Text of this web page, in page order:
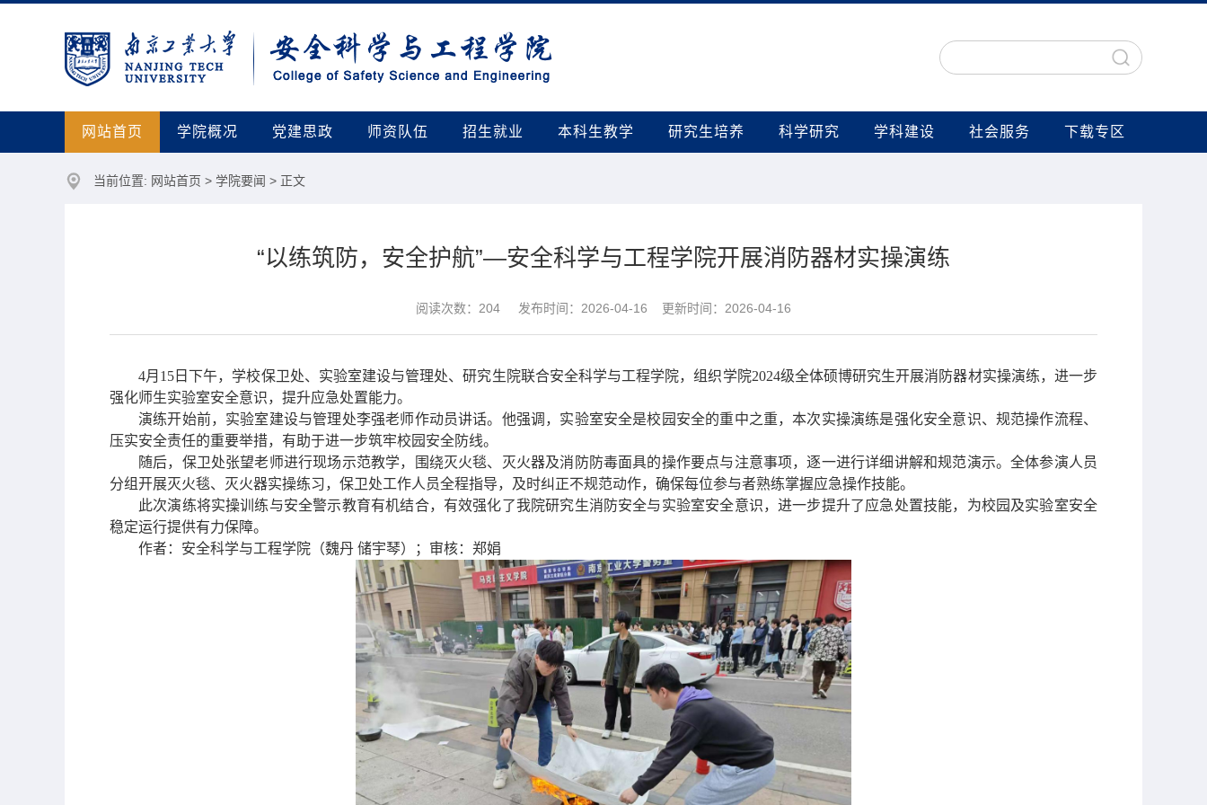
网站首页 学院概况 党建思政 师资队伍 招生就业 本科生教学 研究生培养 科学研究 学科建设 社会服务 下载专区
当前位置: 网站首页 > 学院要闻 > 正文
“以练筑防，安全护航”—安全科学与工程学院开展消防器材实操演练
阅读次数： 204 发布时间：2026-04-16 更新时间：2026-04-16
4月15日下午，学校保卫处、实验室建设与管理处、研究生院联合安全科学与工程学院，组织学院2024级全体硕博研究生开展消防器材实操演练，进一步
强化师生实验室安全意识，提升应急处置能力。
演练开始前，实验室建设与管理处李强老师作动员讲话。他强调，实验室安全是校园安全的重中之重，本次实操演练是强化安全意识、规范操作流程、
压实安全责任的重要举措，有助于进一步筑牢校园安全防线。
随后，保卫处张望老师进行现场示范教学，围绕灭火毯、灭火器及消防防毒面具的操作要点与注意事项，逐一进行详细讲解和规范演示。全体参演人员
分组开展灭火毯、灭火器实操练习，保卫处工作人员全程指导，及时纠正不规范动作，确保每位参与者熟练掌握应急操作技能。
此次演练将实操训练与安全警示教育有机结合，有效强化了我院研究生消防安全与实验室安全意识，进一步提升了应急处置技能，为校园及实验室安全
稳定运行提供有力保障。
作者：安全科学与工程学院（魏丹 储宇琴）；审核：郑娟